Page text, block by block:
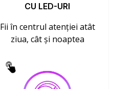
CU LED-URI
Fii în centrul atenției atât
ziua, cât și noaptea